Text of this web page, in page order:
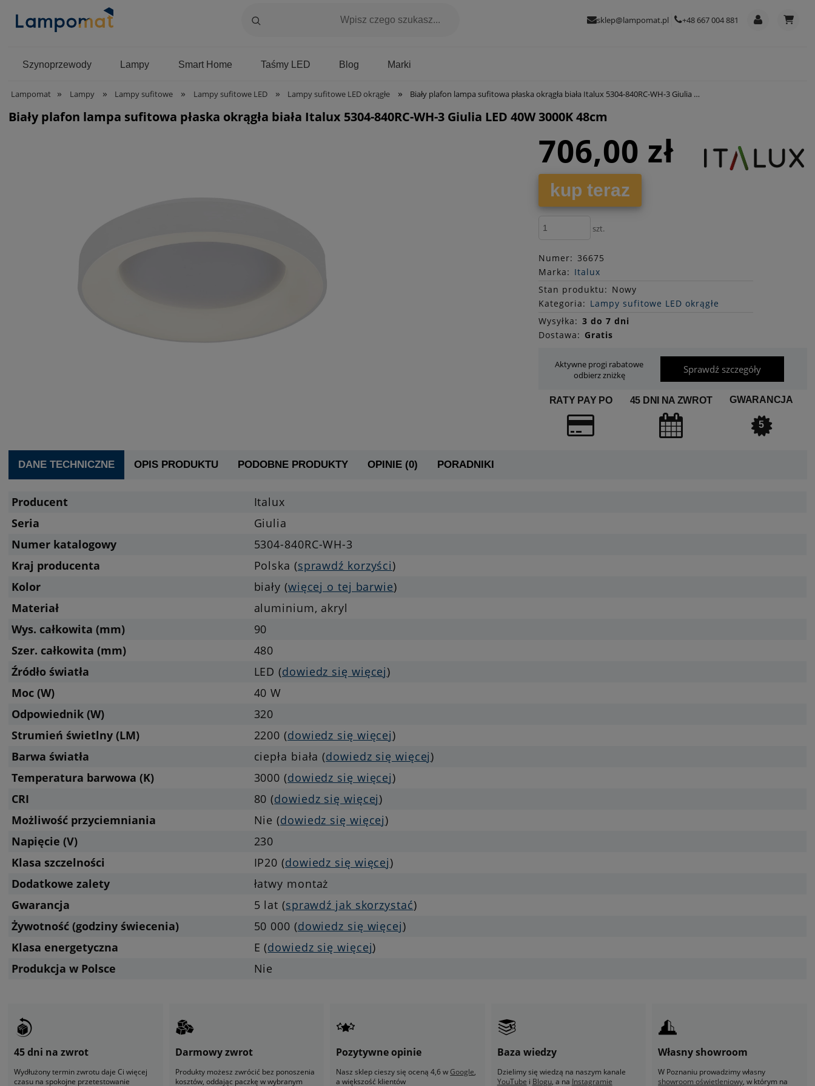
sklep@lampomat.pl +48 667 004 881
Szynoprzewody Lampy Smart Home Blog
Taśmy LED Marki
Lampomat » Lampy » Lampy sufitowe » Lampy sufitowe LED » Lampy sufitowe LED okrągłe » Biały plafon lampa sufitowa płaska okrągła biała Italux 5304-840RC-WH-3 Giulia LED 40W 3000K 48cm
Biały plafon lampa sufitowa płaska okrągła biała Italux 5304-840RC-WH-3 Giulia LED 40W 3000K 48cm
706,00 zł
kup teraz
szt.
Numer: 36675
Marka: Italux
Stan produktu: Nowy
Kategoria: Lampy sufitowe LED okrągłe
Wysyłka: 3 do 7 dni
Dostawa: Gratis
Aktywne progi rabatowe
odbierz zniżkę
Sprawdź szczegóły
RATY PAY PO 45 DNI NA ZWROT GWARANCJA
5
DANE TECHNICZNE OPIS PRODUKTU PODOBNE PRODUKTY OPINIE (0) PORADNIKI
Producent
Italux
Seria
Giulia
Numer katalogowy
5304-840RC-WH-3
Kraj producenta
Polska (sprawdź korzyści)
Kolor
biały (więcej o tej barwie)
Materiał
aluminium, akryl
Wys. całkowita (mm)
90
Szer. całkowita (mm)
480
Źródło światła
LED (dowiedz się więcej)
Moc (W)
40 W
Odpowiednik (W)
320
Strumień świetlny (LM)
2200 (dowiedz się więcej)
Barwa światła
ciepła biała (dowiedz się więcej)
Temperatura barwowa (K)
3000 (dowiedz się więcej)
CRI
80 (dowiedz się więcej)
Możliwość przyciemniania
Nie (dowiedz się więcej)
Napięcie (V)
230
Klasa szczelności
IP20 (dowiedz się więcej)
Dodatkowe zalety
łatwy montaż
Gwarancja
5 lat (sprawdź jak skorzystać)
Żywotność (godziny świecenia)
50 000 (dowiedz się więcej)
Klasa energetyczna
E (dowiedz się więcej)
Produkcja w Polsce
Nie
45 dni na zwrot
Wydłużony termin zwrotu daje Ci więcej
czasu na spokojne przetestowanie
Darmowy zwrot
Produkty możesz zwrócić bez ponoszenia
kosztów, oddając paczkę w wybranym
Pozytywne opinie
Nasz sklep cieszy się oceną 4,6 wGoogle,
a większość klientów
Baza wiedzy
Dzielimy się wiedzą na naszym kanale
YouTube i Blogu, a na Instagramie
Własny showroom
W Poznaniu prowadzimy własny
showroom oświetleniowy, w którym na